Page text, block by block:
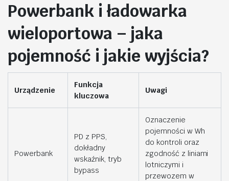
Powerbank i ładowarka
wieloportowa – jaka
pojemność i jakie wyjścia?
Urządzenie
Funkcja
kluczowa
Uwagi
Powerbank
PD z PPS,
dokładny
wskaźnik, tryb
bypass
Oznaczenie
pojemności w Wh
do kontroli oraz
zgodność z liniami
lotniczymi i
przewozem w